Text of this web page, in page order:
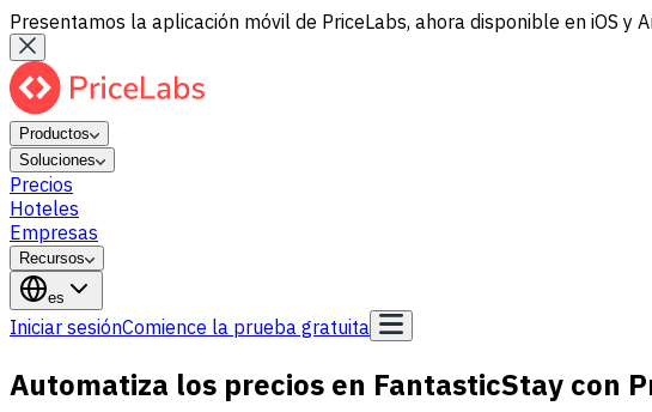
Presentamos la aplicación móvil de PriceLabs, ahora disponible en iOS y
Productos
Soluciones
Precios
Hoteles
Empresas
Recursos
es
Iniciar sesiónComience la prueba gratuita
Automatiza los precios en FantasticStay con